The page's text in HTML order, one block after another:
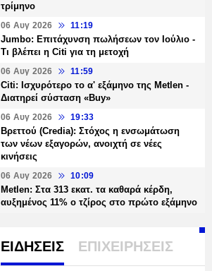
τρίμηνο
06 Αυγ 2026 11:19
Jumbo: Επιτάχυνση πωλήσεων τον Ιούλιο -
Τι βλέπει η Citi για τη μετοχή
06 Αυγ 2026 11:59
Citi: Ισχυρότερο το α' εξάμηνο της Metlen -
Διατηρεί σύσταση «Buy»
06 Αυγ 2026 19:33
Βρεττού (Credia): Στόχος η ενσωμάτωση
των νέων εξαγορών, ανοιχτή σε νέες
κινήσεις
06 Αυγ 2026 10:09
Metlen: Στα 313 εκατ. τα καθαρά κέρδη,
αυξημένος 11% ο τζίρος στο πρώτο εξάμηνο
ΕΙΔΗΣΕΙΣ ΕΠΙΧΕΙΡΗΣΕΙΣ